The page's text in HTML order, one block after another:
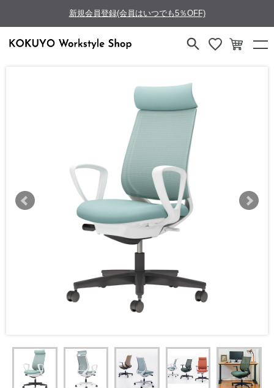
新規会員登録(会員はいつでも5％OFF)